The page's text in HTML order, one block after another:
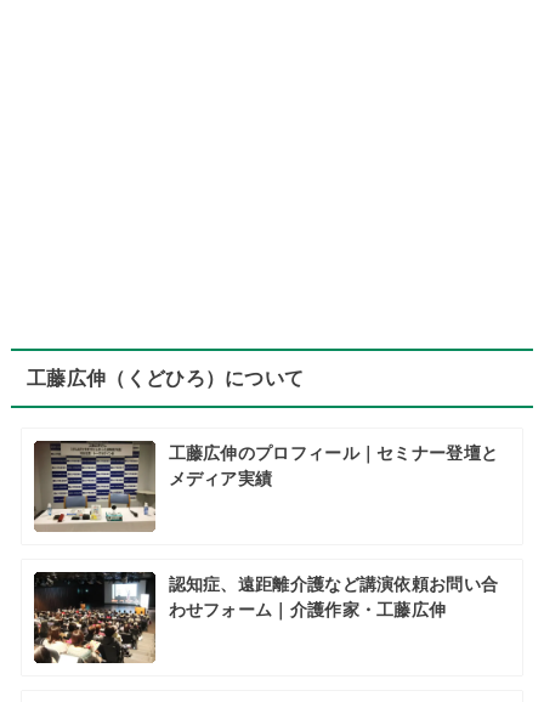
工藤広伸（くどひろ）について
工藤広伸のプロフィール｜セミナー登壇と
メディア実績
認知症、遠距離介護など講演依頼お問い合
わせフォーム｜介護作家・工藤広伸